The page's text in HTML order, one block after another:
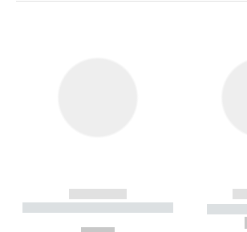
------------
----------- ----------- --------